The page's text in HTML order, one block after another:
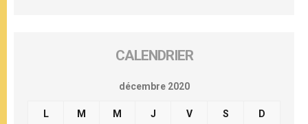
CALENDRIER
décembre 2020
L M M J V S D